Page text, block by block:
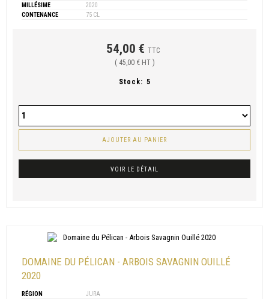
MILLÉSIME
2020
CONTENANCE
75 CL
54,00 € TTC
( 45,00 € HT )
Stock: 5
AJOUTER AU PANIER
VOIR LE DÉTAIL
DOMAINE DU PÉLICAN - ARBOIS SAVAGNIN OUILLÉ
2020
RÉGION
JURA